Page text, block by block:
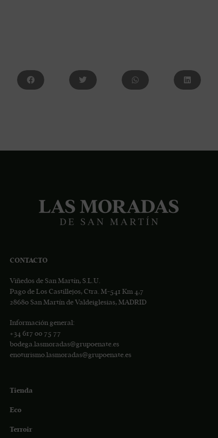
CONTACTO
Viñedos de San Martín, S.L.U.
Pago de Los Castillejos, Ctra. M-541 Km 4,7
28680 San Martín de Valdeiglesias, MADRID
Información general:
+34 617 00 75 77
bodega.lasmoradas@grupoenate.es
enoturismo.lasmoradas@grupoenate.es
Tienda
Eco
Terroir